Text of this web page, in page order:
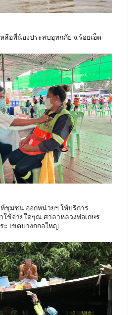
ลือพี่น้องประสบอุทกภัย จ.ร้อยเอ็ด
ชุมชน ออกหน่วยฯ ให้บริการ
ช้จ่ายใดๆณ ศาลาหลวงพ่อเกษร
เขตบางกกอใหญ่